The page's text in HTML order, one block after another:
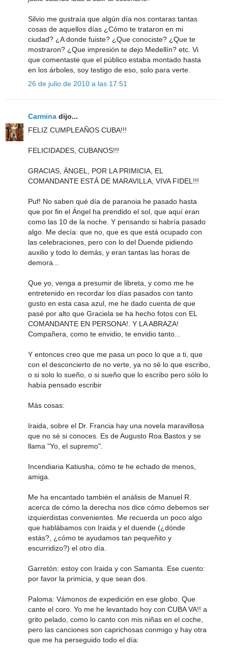
Silvio me gustraía que algún día nos contaras tantas
cosas de aquellos días ¿Cómo te trataron en mi
ciudad? ¿A donde fuiste? ¿Que conociste? ¿Que te
mostraron? ¿Que impresión te dejo Medellín? etc. Vi
que comentaste que el público estaba montado hasta
en los árboles, soy testigo de eso, solo para verte.
26 de julio de 2010 a las 17:51
Carmina dijo...
FELIZ CUMPLEAÑOS CUBA!!!
FELICIDADES, CUBANOS!!!
GRACIAS, ÄNGEL, POR LA PRIMICIA, EL
COMANDANTE ESTÁ DE MARAVILLA, VIVA FIDEL!!!
Puf! No saben qué día de paranoia he pasado hasta
que por fin el Ángel ha prendido el sol, que aquí eran
como las 10 de la noche. Y pensando si habría pasado
algo. Me decía: que no, que es que está ocupado con
las celebraciones, pero con lo del Duende pidiendo
auxilio y todo lo demás, y eran tantas las horas de
demora...
Que yo, venga a presumir de libreta, y como me he
entretenido en recordar los días pasados con tanto
gusto en esta casa azul, me he dado cuenta de que
pasé por alto que Graciela se ha hecho fotos con EL
COMANDANTE EN PERSONA!. Y LA ABRAZA!
Compañera, como te envidio, te envidio tanto...
Y entonces creo que me pasa un poco lo que a ti, que
con el desconcierto de no verte, ya no sé lo que escribo,
o si solo lo sueño, o si sueño que lo escribo pero sólo lo
había pensado escribir
Más cosas:
Iraida, sobre el Dr. Francia hay una novela maravillosa
que no sé si conoces. Es de Augusto Roa Bastos y se
llama "Yo, el supremo".
Incendiaria Katiusha, cómo te he echado de menos,
amiga.
Me ha encantado también el análisis de Manuel R.
acerca de cómo la derecha nos dice cómo debemos ser
izquierdistas convenientes. Me recuerda un poco algo
que hablábamos con Iraida y el duende (¿dónde
estás?, ¿cómo te ayudamos tan pequeñito y
escurridizo?) el otro día.
Garretón: estoy con Iraida y con Samanta. Ese cuento:
por favor la primicia, y que sean dos.
Paloma: Vámonos de expedición en ese globo. Que
cante el coro. Yo me he levantado hoy con CUBA VA!! a
grito pelado, como lo canto con mis niñas en el coche,
pero las canciones son caprichosas conmigo y hay otra
que me ha perseguido todo el día: